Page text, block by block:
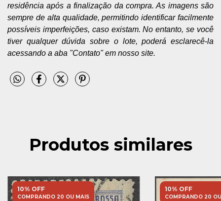
residência após a finalização da compra. As imagens são
sempre de alta qualidade, permitindo identificar facilmente
possíveis imperfeições, caso existam. No entanto, se você
tiver qualquer dúvida sobre o lote, poderá esclarecê-la
acessando a aba "Contato" em nosso site.
Produtos similares
10% OFF
COMPRANDO 20 OU MAIS
10% OFF
COMPRANDO 20